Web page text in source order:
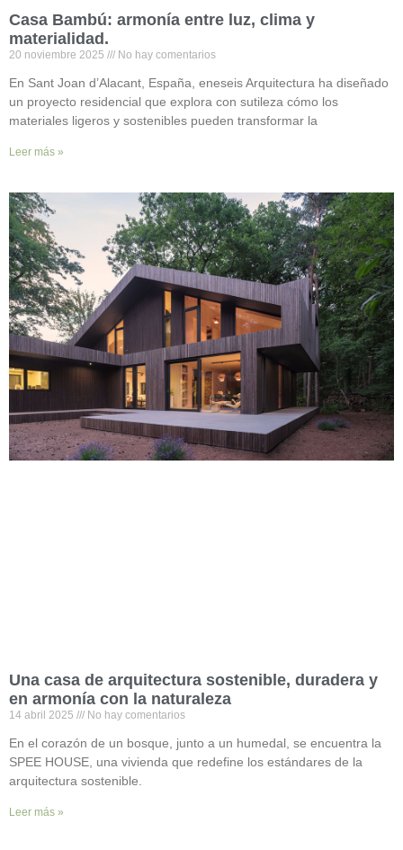
Casa Bambú: armonía entre luz, clima y
materialidad.
20 noviembre 2025 No hay comentarios
En Sant Joan d’Alacant, España, eneseis Arquitectura ha diseñado
un proyecto residencial que explora con sutileza cómo los
materiales ligeros y sostenibles pueden transformar la
Leer más »
Una casa de arquitectura sostenible, duradera y
en armonía con la naturaleza
14 abril 2025 No hay comentarios
En el corazón de un bosque, junto a un humedal, se encuentra la
SPEE HOUSE, una vivienda que redefine los estándares de la
arquitectura sostenible.
Leer más »